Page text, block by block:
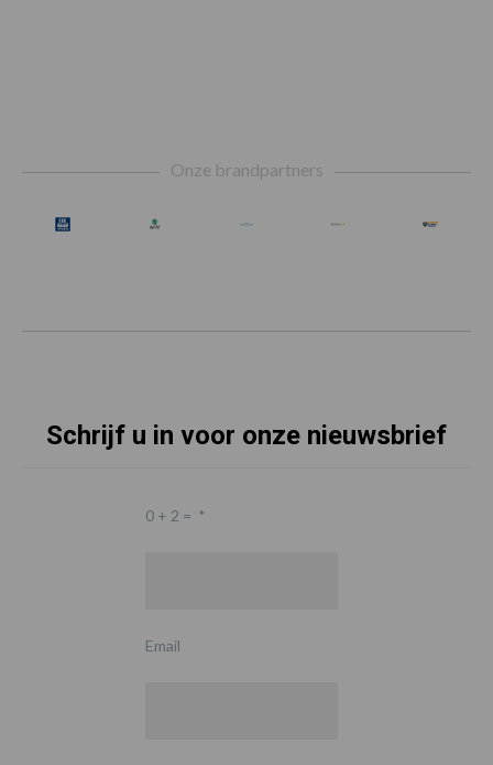
Onze brandpartners
Schrijf u in voor onze nieuwsbrief
0 + 2 = *
Email